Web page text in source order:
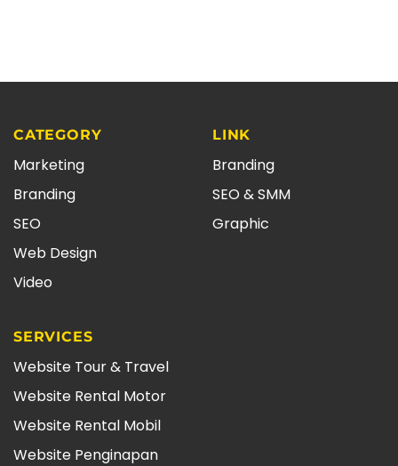
CATEGORY
Marketing
Branding
SEO
Web Design
Video
LINK
Branding
SEO & SMM
Graphic
SERVICES
Website Tour & Travel
Website Rental Motor
Website Rental Mobil
Website Penginapan